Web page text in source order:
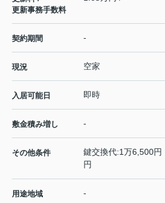
更新事務手数料
契約期間 -
現況 空家
入居可能日 即時
敷金積み増し -
その他条件
鍵交換代:1万6,500
円
用途地域 -